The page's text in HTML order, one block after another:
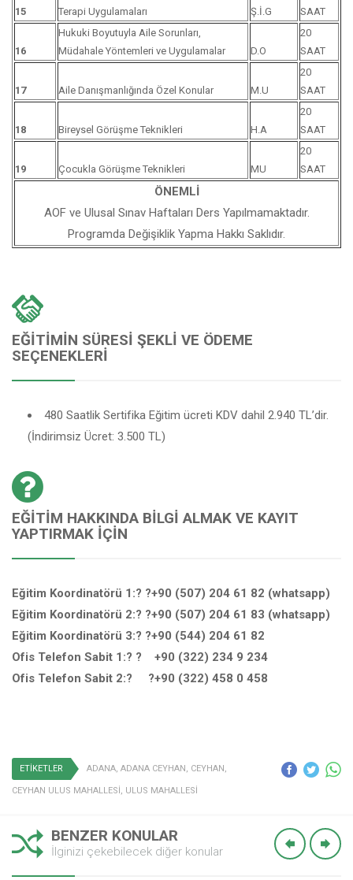
15
Terapi Uygulamaları
Ş.İ.G
SAAT
16
Hukuki Boyutuyla Aile Sorunları,
Müdahale Yöntemleri ve Uygulamalar
D.O
20
SAAT
17 Aile Danışmanlığında Özel Konular M.U
20
SAAT
18 Bireysel Görüşme Teknikleri H.A
20
SAAT
19 Çocukla Görüşme Teknikleri MU
20
SAAT
ÖNEMLİ
AOF ve Ulusal Sınav Haftaları Ders Yapılmamaktadır.
Programda Değişiklik Yapma Hakkı Saklıdır.
EĞITIMIN SÜRESI ŞEKLI VE ÖDEME
SEÇENEKLERI
480 Saatlik Sertifika Eğitim ücreti KDV dahil 2.940 TL’dir.
(İndirimsiz Ücret: 3.500 TL)
EĞITIM HAKKINDA BILGI ALMAK VE KAYIT
YAPTIRMAK İÇIN
Eğitim Koordinatörü 1:? ?+90 (507) 204 61 82 (whatsapp)
Eğitim Koordinatörü 2:? ?+90 (507) 204 61 83 (whatsapp)
Eğitim Koordinatörü 3:? ?+90 (544) 204 61 82
Ofis Telefon Sabit 1:? ? +90 (322) 234 9 234
Ofis Telefon Sabit 2:? ?+90 (322) 458 0 458
ETİKETLER ADANA, ADANA CEYHAN, CEYHAN,
CEYHAN ULUS MAHALLESİ, ULUS MAHALLESİ
BENZER KONULAR
İlginizi çekebilecek diğer konular